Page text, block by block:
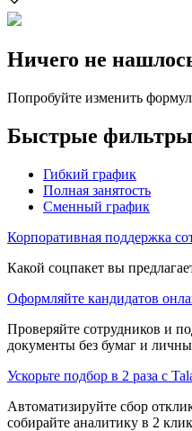
Ничего не
Попробуйте изменить
Быстрые фильтры
Гибкий график
Полная занятость
Сменный график
Корпоративная поддержка
Какой соцпакет вы
Оформляйте кандидатов
Проверяйте сотрудников и
документы без бумаг и
Ускорьте подбор в 2 раза с
Автоматизируйте сбор
собирайте аналитику в 2